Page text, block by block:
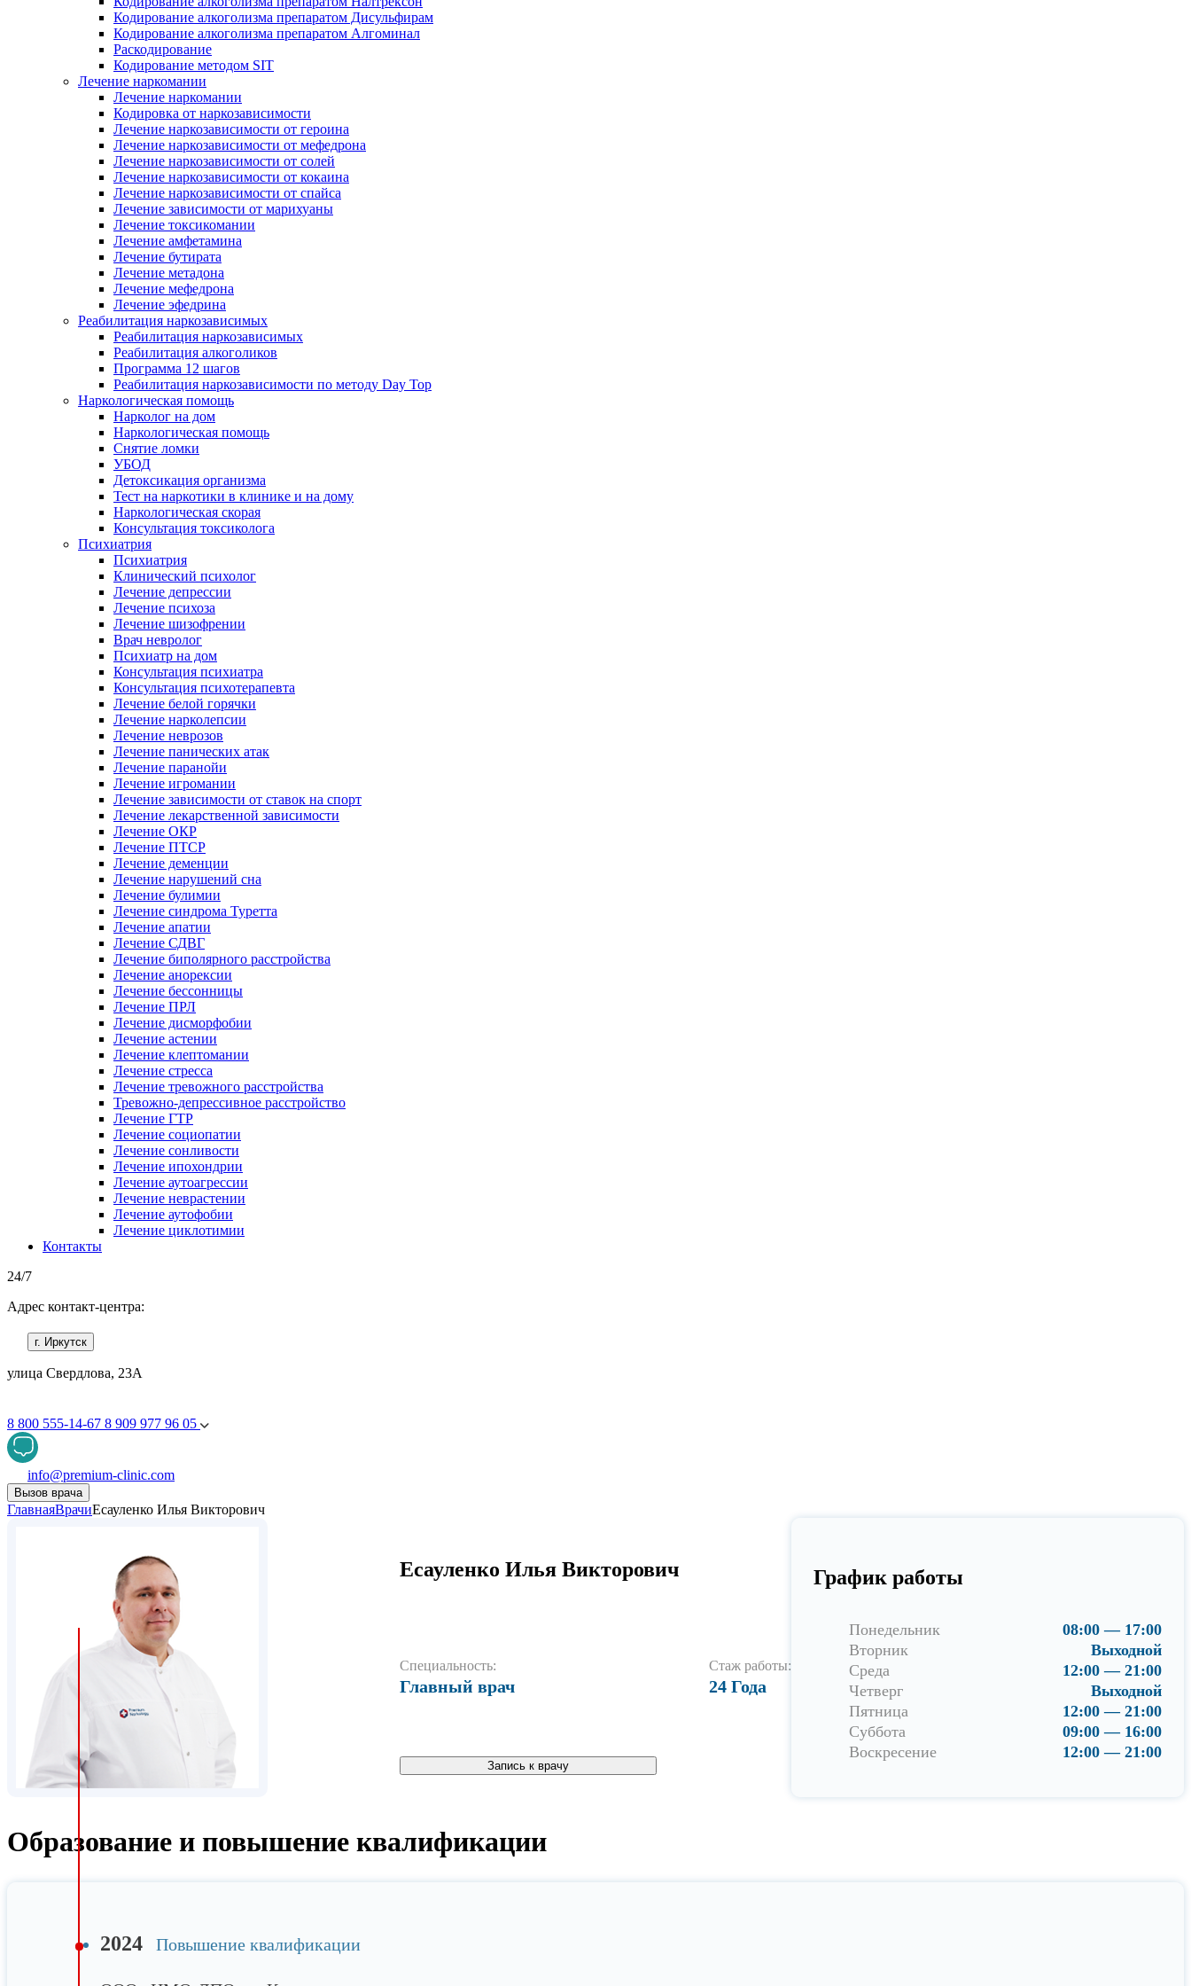
Кодирование алкоголизма препаратом Дисульфирам
Кодирование алкоголизма препаратом Алгоминал
Раскодирование
Кодирование методом SIT
Лечение наркомании
Лечение наркомании
Кодировка от наркозависимости
Лечение наркозависимости от героина
Лечение наркозависимости от мефедрона
Лечение наркозависимости от солей
Лечение наркозависимости от кокаина
Лечение наркозависимости от спайса
Лечение зависимости от марихуаны
Лечение токсикомании
Лечение амфетамина
Лечение бутирата
Лечение метадона
Лечение мефедрона
Лечение эфедрина
Реабилитация наркозависимых
Реабилитация наркозависимых
Реабилитация алкоголиков
Программа 12 шагов
Реабилитация наркозависимости по методу Day Top
Наркологическая помощь
Нарколог на дом
Наркологическая помощь
Снятие ломки
УБОД
Детоксикация организма
Тест на наркотики в клинике и на дому
Наркологическая скорая
Консультация токсиколога
Психиатрия
Психиатрия
Клинический психолог
Лечение депрессии
Лечение психоза
Лечение шизофрении
Врач невролог
Психиатр на дом
Консультация психиатра
Консультация психотерапевта
Лечение белой горячки
Лечение нарколепсии
Лечение неврозов
Лечение панических атак
Лечение паранойи
Лечение игромании
Лечение зависимости от ставок на спорт
Лечение лекарственной зависимости
Лечение ОКР
Лечение ПТСР
Лечение деменции
Лечение нарушений сна
Лечение булимии
Лечение синдрома Туретта
Лечение апатии
Лечение СДВГ
Лечение биполярного расстройства
Лечение анорексии
Лечение бессонницы
Лечение ПРЛ
Лечение дисморфобии
Лечение астении
Лечение клептомании
Лечение стресса
Лечение тревожного расстройства
Тревожно-депрессивное расстройство
Лечение ГТР
Лечение социопатии
Лечение сонливости
Лечение ипохондрии
Лечение аутоагрессии
Лечение неврастении
Лечение аутофобии
Лечение циклотимии
Контакты
24/7
Адрес контакт-центра:
г. Иркутск
улица Свердлова, 23А
8 800 555-14-67 8 909 977 96 05
info@premium-clinic.com
Вызов врача
ГлавнаяВрачиЕсауленко Илья Викторович
Есауленко Илья Викторович
Специальность:
Главный врач
Стаж работы:
24 Года
Запись к врачу
График работы
Понедельник
08:00 — 17:00
Вторник
Выходной
Среда
12:00 — 21:00
Четверг
Выходной
Пятница
12:00 — 21:00
Суббота
09:00 — 16:00
Воскресение
12:00 — 21:00
Образование и повышение квалификации
2024 Повышение квалификации